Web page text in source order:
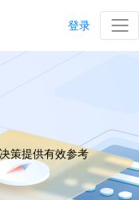
登录
策提供有效参考